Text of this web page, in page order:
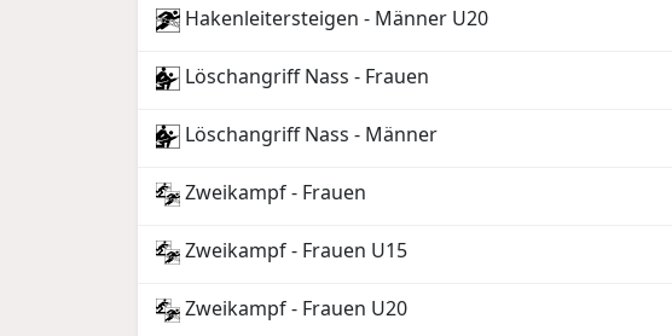
Hakenleitersteigen - Männer U20
Löschangriff Nass - Frauen
Löschangriff Nass - Männer
Zweikampf - Frauen
Zweikampf - Frauen U15
Zweikampf - Frauen U20